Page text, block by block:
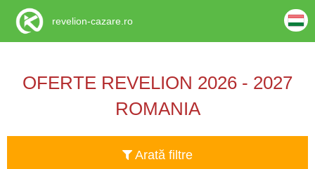
OFERTE REVELION 2026 - 2027
ROMANIA
Arată filtre
revelion-cazare.ro